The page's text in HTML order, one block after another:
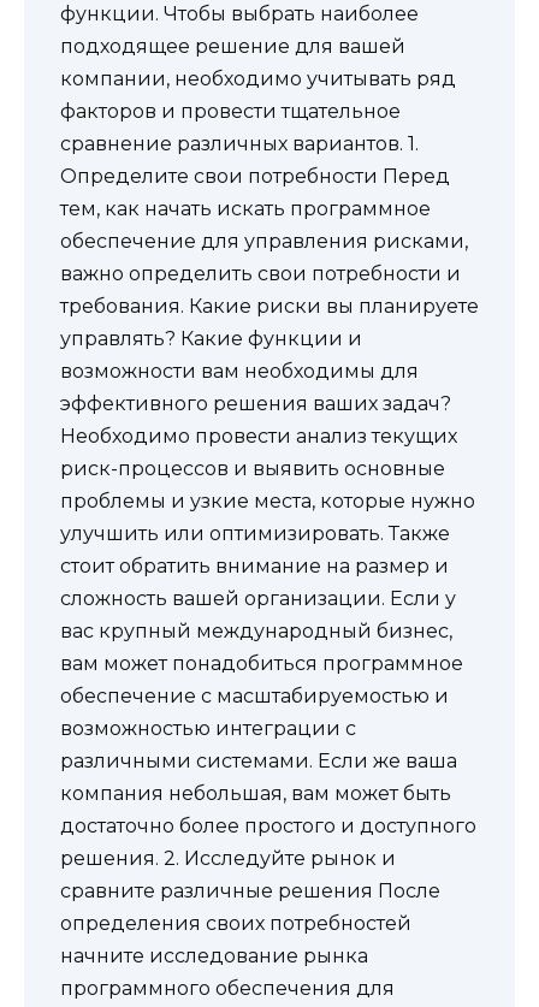
функции. Чтобы выбрать наиболее
подходящее решение для вашей
компании, необходимо учитывать ряд
факторов и провести тщательное
сравнение различных вариантов. 1.
Определите свои потребности Перед
тем, как начать искать программное
обеспечение для управления рисками,
важно определить свои потребности и
требования. Какие риски вы планируете
управлять? Какие функции и
возможности вам необходимы для
эффективного решения ваших задач?
Необходимо провести анализ текущих
риск-процессов и выявить основные
проблемы и узкие места, которые нужно
улучшить или оптимизировать. Также
стоит обратить внимание на размер и
сложность вашей организации. Если у
вас крупный международный бизнес,
вам может понадобиться программное
обеспечение с масштабируемостью и
возможностью интеграции с
различными системами. Если же ваша
компания небольшая, вам может быть
достаточно более простого и доступного
решения. 2. Исследуйте рынок и
сравните различные решения После
определения своих потребностей
начните исследование рынка
программного обеспечения для